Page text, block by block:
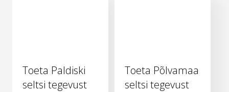
Toeta Paldiski
seltsi tegevust
Toeta Põlvamaa
seltsi tegevust